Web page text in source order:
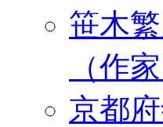
笹木
（作
京都